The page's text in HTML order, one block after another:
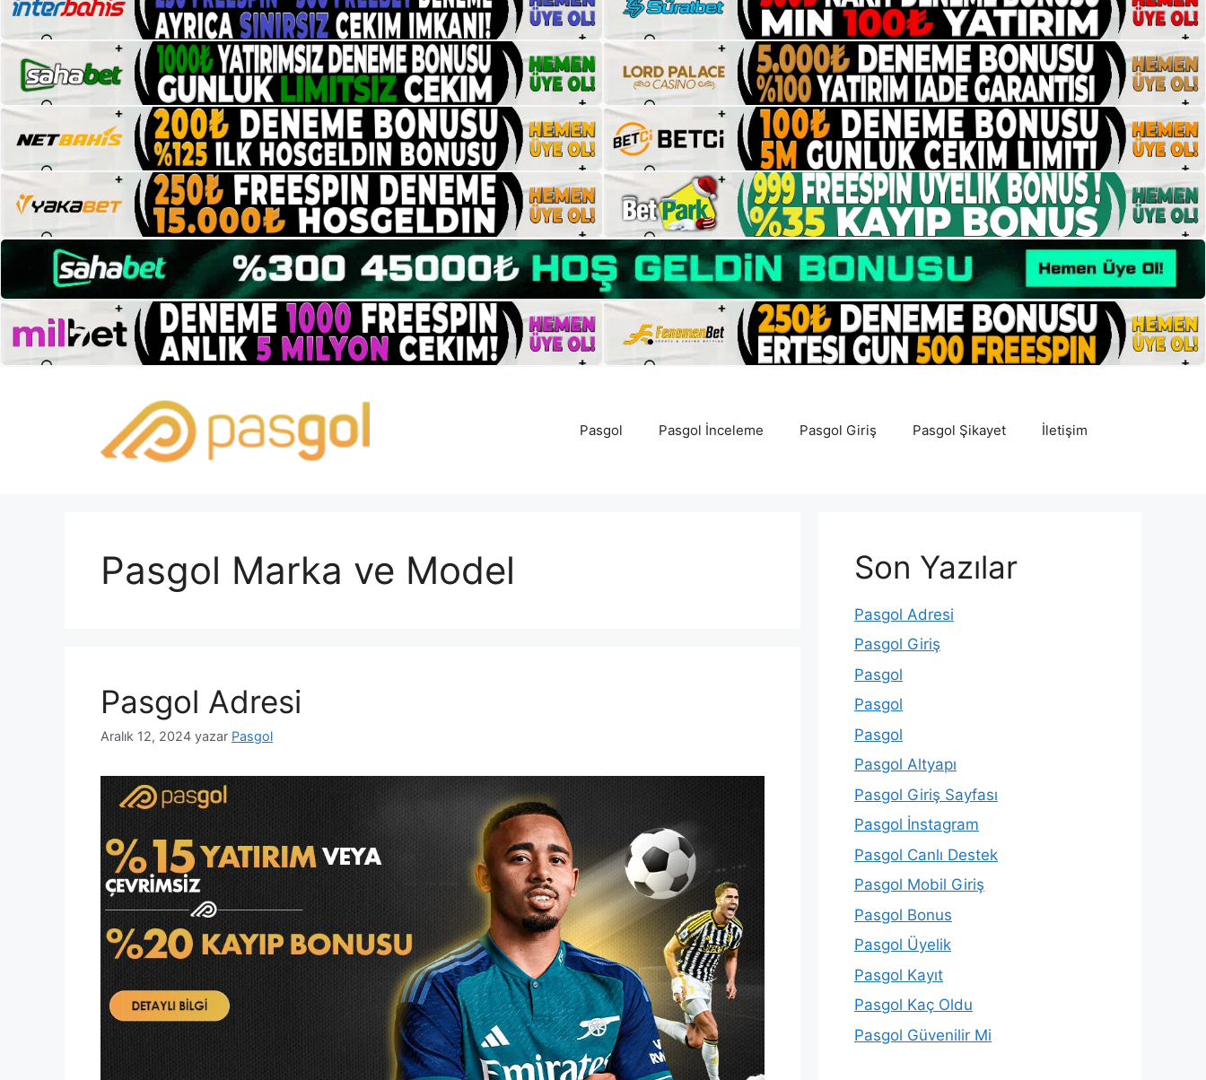
Pasgol Pasgol İnceleme Pasgol Giriş Pasgol Şikayet İletişim
Pasgol Marka ve Model
Pasgol Adresi
Aralık 12, 2024 yazar Pasgol
Son Yazılar
Pasgol Adresi
Pasgol Giriş
Pasgol
Pasgol
Pasgol
Pasgol Altyapı
Pasgol Giriş Sayfası
Pasgol İnstagram
Pasgol Canlı Destek
Pasgol Mobil Giriş
Pasgol Bonus
Pasgol Üyelik
Pasgol Kayıt
Pasgol Kaç Oldu
Pasgol Güvenilir Mi